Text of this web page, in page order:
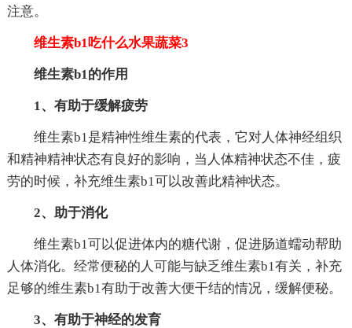
注意。
维生素b1吃什么水果蔬菜3
维生素b1的作用
1、有助于缓解疲劳
维生素b1是精神性维生素的代表，它对人体神经组织
和精神精神状态有良好的影响，当人体精神状态不佳，疲
劳的时候，补充维生素b1可以改善此精神状态。
2、助于消化
维生素b1可以促进体内的糖代谢，促进肠道蠕动帮助
人体消化。经常便秘的人可能与缺乏维生素b1有关，补充
足够的维生素b1有助于改善大便干结的情况，缓解便秘。
3、有助于神经的发育